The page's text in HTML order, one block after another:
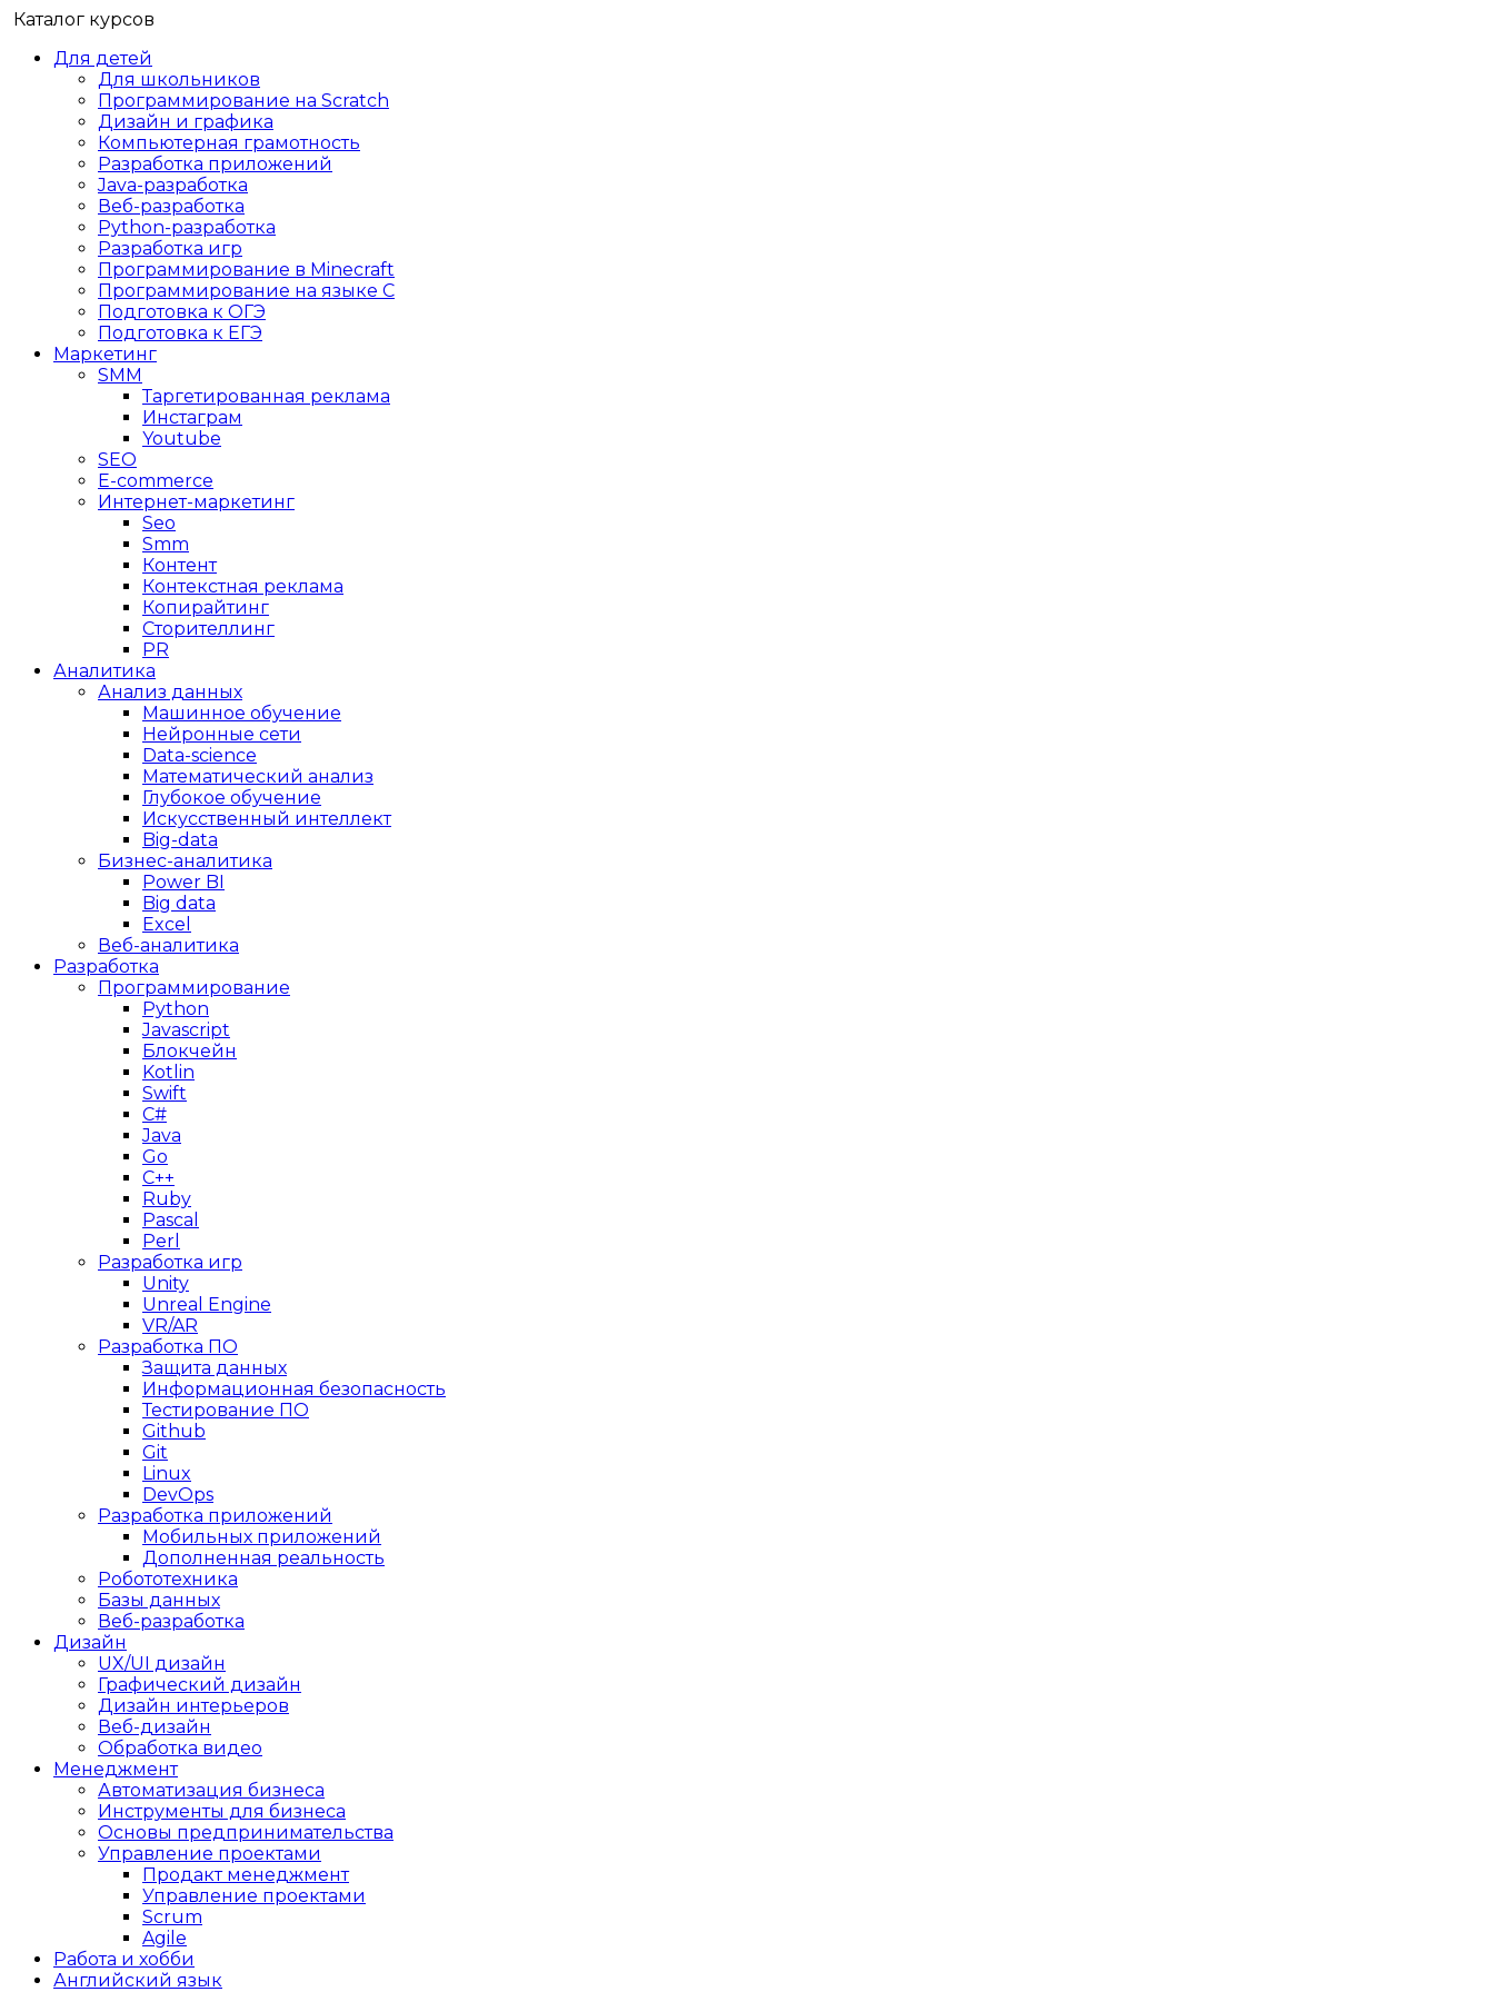
Каталог курсов
Для детей
Для школьников
Программирование на Scratch
Дизайн и графика
Компьютерная грамотность
Разработка приложений
Java-разработка
Веб-разработка
Python-разработка
Разработка игр
Программирование в Minecraft
Программирование на языке C
Подготовка к ОГЭ
Подготовка к ЕГЭ
Маркетинг
SMM
Таргетированная реклама
Инстаграм
Youtube
SEO
E-сommerce
Интернет-маркетинг
Seo
Smm
Контент
Контекстная реклама
Копирайтинг
Сторителлинг
PR
Аналитика
Анализ данных
Машинное обучение
Нейронные сети
Data-science
Математический анализ
Глубокое обучение
Искусственный интеллект
Big-data
Бизнес-аналитика
Power BI
Big data
Excel
Веб-аналитика
Разработка
Программирование
Python
Javascript
Блокчейн
Kotlin
Swift
C#
Java
Go
C++
Ruby
Pascal
Perl
Разработка игр
Unity
Unreal Engine
VR/AR
Разработка ПО
Защита данных
Информационная безопасность
Тестирование ПО
Github
Git
Linux
DevOps
Разработка приложений
Мобильных приложений
Дополненная реальность
Робототехника
Базы данных
Веб-разработка
Дизайн
UX/UI дизайн
Графический дизайн
Дизайн интерьеров
Веб-дизайн
Обработка видео
Менеджмент
Автоматизация бизнеса
Инструменты для бизнеса
Основы предпринимательства
Управление проектами
Продакт менеджмент
Управление проектами
Scrum
Agile
Работа и хобби
Английский язык